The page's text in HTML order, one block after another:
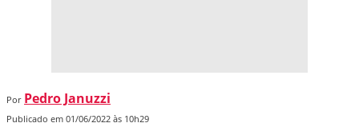
Por Pedro Januzzi
Publicado em 01/06/2022 às 10h29